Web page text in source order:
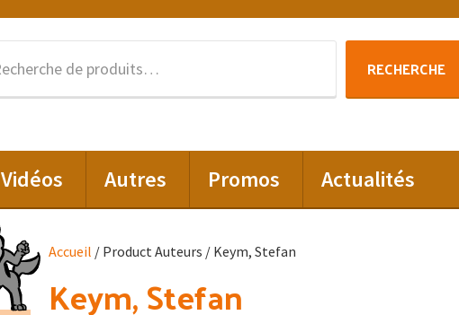
RECHERCHE
Vidéos Autres Promos Actualités
Accueil / Product Auteurs / Keym, Stefan
Keym, Stefan